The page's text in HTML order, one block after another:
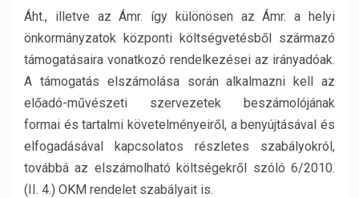
Áht., illetve az Ámr. így különösen az Ámr. a helyi
önkormányzatok központi költségvetésből származó
támogatásaira vonatkozó rendelkezései az irányadóak.
A támogatás elszámolása során alkalmazni kell az
előadó-művészeti szervezetek beszámolójának
formai és tartalmi követelményeiről, a benyújtásával és
elfogadásával kapcsolatos részletes szabályokról,
továbbá az elszámolható költségekről szóló 6/2010.
(II. 4.) OKM rendelet szabályait is.